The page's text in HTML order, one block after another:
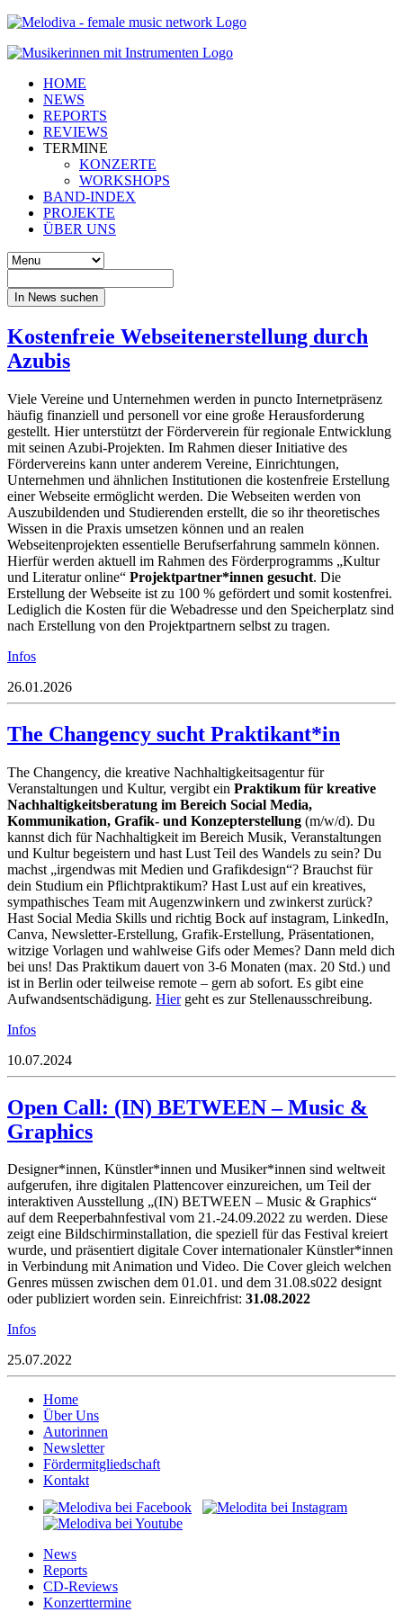
HOME
NEWS
REPORTS
REVIEWS
TERMINE
KONZERTE
WORKSHOPS
BAND-INDEX
PROJEKTE
ÜBER UNS
In News suchen
Kostenfreie Webseitenerstellung durch
Azubis
Viele Vereine und Unternehmen werden in puncto Internetpräsenz
häufig finanziell und personell vor eine große Herausforderung
gestellt. Hier unterstützt der Förderverein für regionale Entwicklung
mit seinen Azubi-Projekten. Im Rahmen dieser Initiative des
Fördervereins kann unter anderem Vereine, Einrichtungen,
Unternehmen und ähnlichen Institutionen die kostenfreie Erstellung
einer Webseite ermöglicht werden. Die Webseiten werden von
Auszubildenden und Studierenden erstellt, die so ihr theoretisches
Wissen in die Praxis umsetzen können und an realen
Webseitenprojekten essentielle Berufserfahrung sammeln können.
Hierfür werden aktuell im Rahmen des Förderprogramms „Kultur
und Literatur online“ Projektpartner*innen gesucht. Die
Erstellung der Webseite ist zu 100 % gefördert und somit kostenfrei.
Lediglich die Kosten für die Webadresse und den Speicherplatz sind
nach Erstellung von den Projektpartnern selbst zu tragen.
Infos
26.01.2026
The Changency sucht Praktikant*in
The Changency, die kreative Nachhaltigkeitsagentur für
Veranstaltungen und Kultur, vergibt ein Praktikum für kreative
Nachhaltigkeitsberatung im Bereich Social Media,
Kommunikation, Grafik- und Konzepterstellung (m/w/d). Du
kannst dich für Nachhaltigkeit im Bereich Musik, Veranstaltungen
und Kultur begeistern und hast Lust Teil des Wandels zu sein? Du
machst „irgendwas mit Medien und Grafikdesign“? Brauchst für
dein Studium ein Pflichtpraktikum? Hast Lust auf ein kreatives,
sympathisches Team mit Augenzwinkern und zwinkerst zurück?
Hast Social Media Skills und richtig Bock auf instagram, LinkedIn,
Canva, Newsletter-Erstellung, Grafik-Erstellung, Präsentationen,
witzige Vorlagen und wahlweise Gifs oder Memes? Dann meld dich
bei uns! Das Praktikum dauert von 3-6 Monaten (max. 20 Std.) und
ist in Berlin oder teilweise remote – gern ab sofort. Es gibt eine
Aufwandsentschädigung. Hiergeht es zur Stellenausschreibung.
Infos
10.07.2024
Open Call: (IN) BETWEEN – Music &
Graphics
Designer*innen, Künstler*innen und Musiker*innen sind weltweit
aufgerufen, ihre digitalen Plattencover einzureichen, um Teil der
interaktiven Ausstellung „(IN) BETWEEN – Music & Graphics“
auf dem Reeperbahnfestival vom 21.-24.09.2022 zu werden. Diese
zeigt eine Bildschirminstallation, die speziell für das Festival kreiert
wurde, und präsentiert digitale Cover internationaler Künstler*innen
in Verbindung mit Animation und Video. Die Cover gleich welchen
Genres müssen zwischen dem 01.01. und dem 31.08.s022 designt
oder publiziert worden sein. Einreichfrist: 31.08.2022
Infos
25.07.2022
Home
Über Uns
Autorinnen
Newsletter
Fördermitgliedschaft
Kontakt
News
Reports
CD-Reviews
Konzerttermine